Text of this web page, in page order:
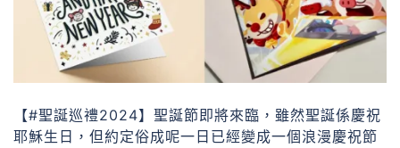
【#聖誕巡禮2024】聖誕節即將來臨，雖然聖誕係慶祝
耶穌生日，但約定俗成呢一日已經變成一個浪漫慶祝節